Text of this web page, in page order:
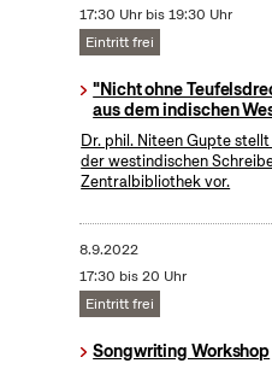
17:30 Uhr bis 19:30 Uhr
Eintritt frei
"Nicht ohne
aus dem indischen
Dr. phil. Niteen Gupte
der westindischen
Zentralbibliothek vor.
8.9.2022
17:30 bis 20 Uhr
Eintritt frei
Songwriting Workshop